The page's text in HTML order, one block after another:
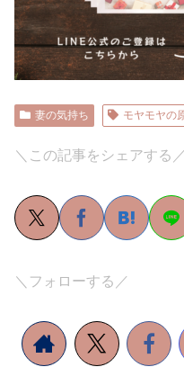
妻の気持ち モヤモヤの
＼この記事をシェアする／
＼フォローする／